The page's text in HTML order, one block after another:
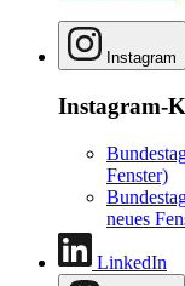
Instagram
Instagram-
Fenster)
neues
LinkedIn